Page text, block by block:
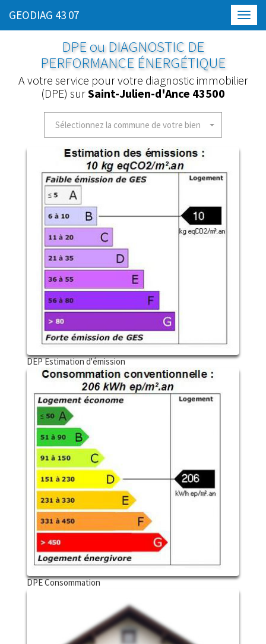
GEODIAG 43 07
DPE ou DIAGNOSTIC DE
PERFORMANCE ÉNERGÉTIQUE
A votre service pour votre diagnostic immobilier
(DPE) surSaint-Julien-d'Ance 43500
Sélectionnez la commune de votre bien
DEP Estimation d'émission
DPE Consommation